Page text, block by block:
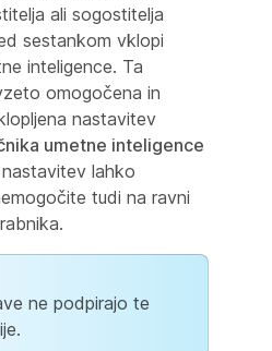
ali sogostitelja
sestankom vklopi
inteligence. Ta
omogočena in
nastavitev
umetne inteligence
lahko
tudi na ravni
ne podpirajo te